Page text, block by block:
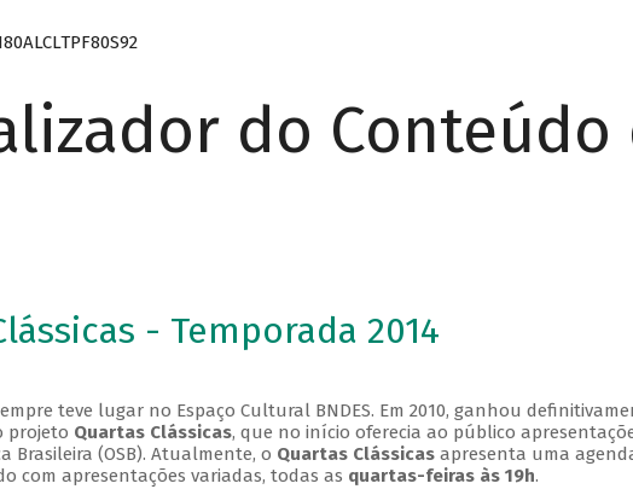
do Conteúdo
- Temporada 2014
teve lugar no Espaço Cultural BNDES. Em 2010, ganhou
projeto Quartas Clássicas, que no início oferecia ao público
Brasileira (OSB). Atualmente, o Quartas Clássicasapresenta uma
com apresentações variadas, todas as quartas-feiras às 19h.